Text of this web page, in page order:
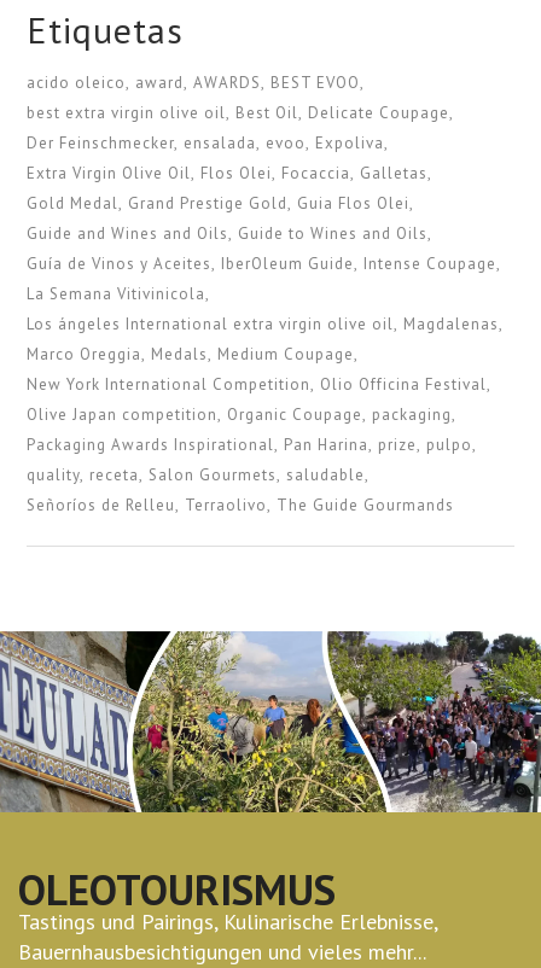
Etiquetas
acido oleico award AWARDS BEST EVOO
best extra virgin olive oil Best Oil Delicate Coupage
Der Feinschmecker ensalada evoo Expoliva
Extra Virgin Olive Oil Flos Olei Focaccia Galletas
Gold Medal Grand Prestige Gold Guia Flos Olei
Guide and Wines and Oils Guide to Wines and Oils
Guía de Vinos y Aceites IberOleum Guide Intense Coupage
La Semana Vitivinicola
Los ángeles International extra virgin olive oil Magdalenas
Marco Oreggia Medals Medium Coupage
New York International Competition Olio Officina Festival
Olive Japan competition Organic Coupage packaging
Packaging Awards Inspirational Pan Harina prize pulpo
quality receta Salon Gourmets saludable
Señoríos de Relleu Terraolivo The Guide Gourmands
OLEOTOURISMUS
Tastings und Pairings, Kulinarische Erlebnisse,
Bauernhausbesichtigungen und vieles mehr...